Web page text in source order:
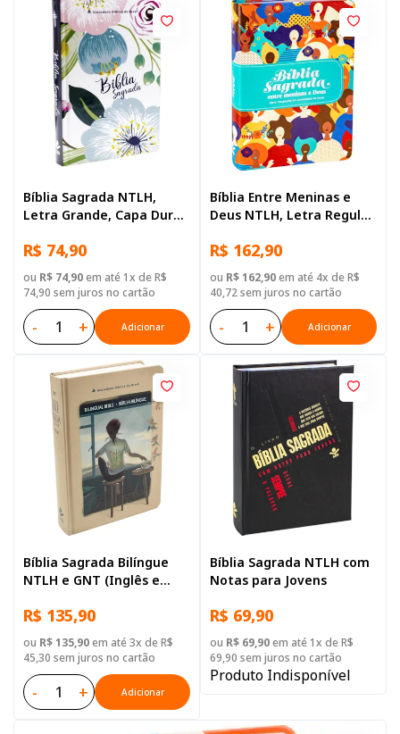
Bíblia Sagrada NTLH,
Letra Grande, Capa Dura
R$ 74,90
ou R$ 74,90em até 1x de R$
74,90 sem juros no cartão
- + Adicionar
Bíblia Entre Meninas e
Deus NTLH, Letra Regular,
Sintético Ilustrada:
Dourada
R$ 162,90
ou R$ 162,90em até 4x de R$
40,72 sem juros no cartão
- + Adicionar
Bíblia Sagrada Bilíngue
NTLH e GNT (Inglês e
para Adolescente, Letra
Regular, com mapa, Capa
Dura Ilustrada: Cinza
R$ 135,90
ou R$ 135,90em até 3x de R$
45,30 sem juros no cartão
- + Adicionar
Bíblia Sagrada NTLH com
Notas para Jovens
R$ 69,90
ou R$ 69,90em até 1x de R$
69,90 sem juros no cartão
Produto Indisponível